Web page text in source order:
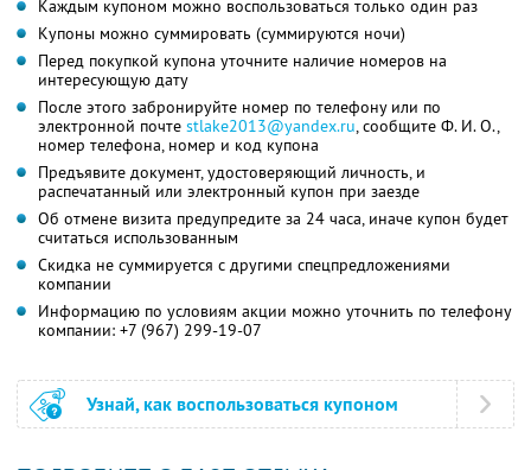
Каждым купоном можно воспользоваться только один раз
Купоны можно суммировать (суммируются ночи)
Перед покупкой купона уточните наличие номеров на
интересующую дату
После этого забронируйте номер по телефону или по
электронной почте stlake2013@yandex.ru,сообщите Ф. И. О.,
номер телефона, номер и код купона
Предъявите документ, удостоверяющий личность, и
распечатанный или электронный купон при заезде
Об отмене визита предупредите за 24 часа, иначе купон будет
считаться использованным
Скидка не суммируется с другими спецпредложениями
компании
Информацию по условиям акции можно уточнить по телефону
компании: +7 (967) 299-19-07
Узнай, как воспользоваться купоном